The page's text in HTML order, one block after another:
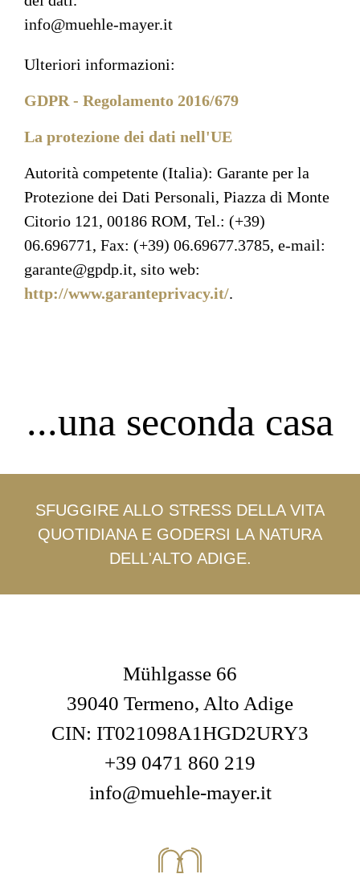
info@muehle-mayer.it
Ulteriori informazioni:
GDPR - Regolamento 2016/679
La protezione dei dati nell'UE
Autorità competente (Italia): Garante per la
Protezione dei Dati Personali, Piazza di Monte
Citorio 121, 00186 ROM, Tel.: (+39)
06.696771, Fax: (+39) 06.69677.3785, e-mail:
garante@gpdp.it, sito web:
http://www.garanteprivacy.it/.
...una seconda casa
SFUGGIRE ALLO STRESS DELLA VITA
QUOTIDIANA E GODERSI LA NATURA
DELL'ALTO ADIGE.
Mühlgasse 66
39040 Termeno, Alto Adige
CIN: IT021098A1HGD2URY3
+39 0471 860 219
info@muehle-mayer.it